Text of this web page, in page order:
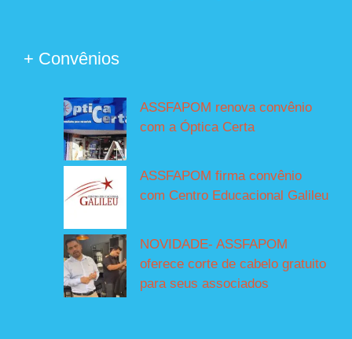
+ Convênios
ASSFAPOM renova convênio
com a Óptica Certa
ASSFAPOM firma convênio
com Centro Educacional Galileu
NOVIDADE- ASSFAPOM
oferece corte de cabelo gratuito
para seus associados